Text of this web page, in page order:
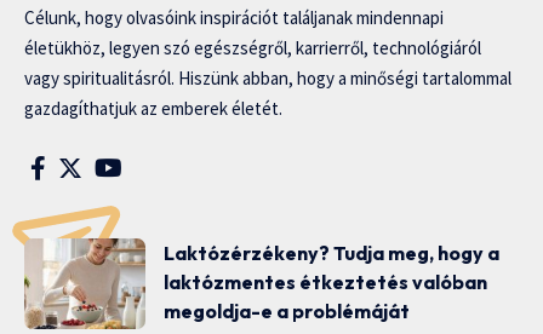
Célunk, hogy olvasóink inspirációt találjanak mindennapi
életükhöz, legyen szó egészségről, karrierről, technológiáról
vagy spiritualitásról. Hiszünk abban, hogy a minőségi tartalommal
gazdagíthatjuk az emberek életét.
Laktózérzékeny? Tudja meg, hogy a
laktózmentes étkeztetés valóban
megoldja-e a problémáját